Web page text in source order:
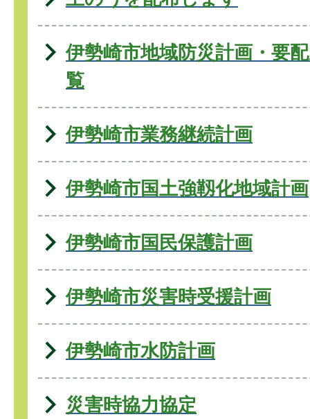
伊勢崎市地域防災計画・要
覧
伊勢崎市業務継続計画
伊勢崎市国土強靱化地域計画
伊勢崎市国民保護計画
伊勢崎市災害時受援計画
伊勢崎市水防計画
災害時協力協定